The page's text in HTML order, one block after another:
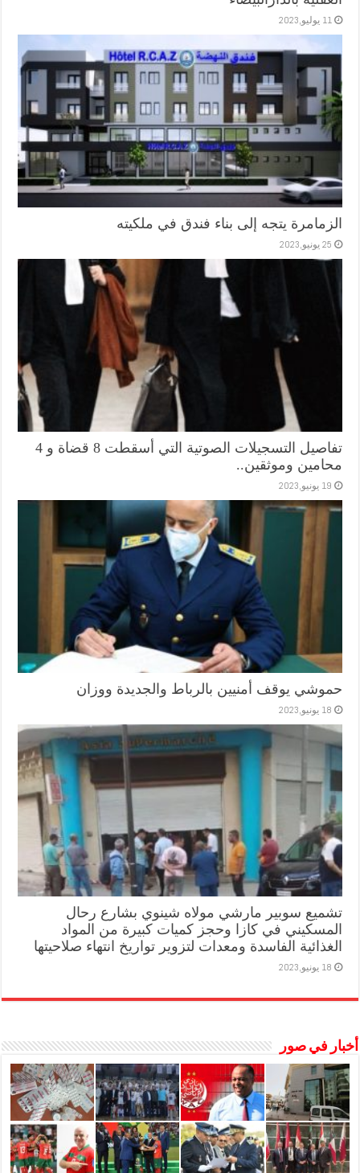
11 يوليو,2023
الزمامرة يتجه إلى بناء فندق في ملكيته
25 يونيو,2023
تفاصيل التسجيلات الصوتية التي أسقطت 8 قضاة و 4
محامين وموثقين..
19 يونيو,2023
حموشي يوقف أمنيين بالرباط والجديدة ووزان
18 يونيو,2023
تشميع سوبير مارشي مولاه شينوي بشارع رحال
المسكيني في كازا وحجز كميات كبيرة من المواد
الغذائية الفاسدة ومعدات لتزوير تواريخ انتهاء صلاحيتها
18 يونيو,2023
أخبار في صور